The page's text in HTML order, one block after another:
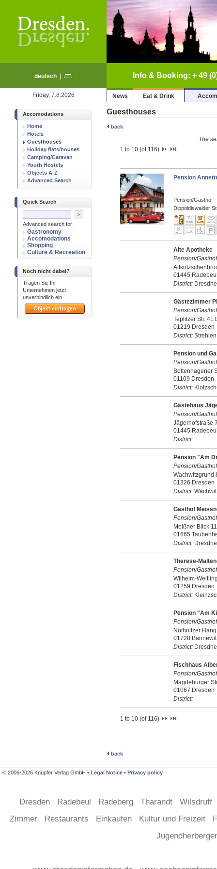
deutsch Info & Booking: + 49
Friday, 7.8.2026 News Eat & Drink
Accomodations
Home
Hotels
Guesthouses
Holiday flats/houses
Camping/Caravan
Youth Hostels
Objects A-Z
Advanced Search
Quick Search
Advanced search for:
Gastronomy
Accomodations
Shopping
Culture & Recreation
Noch nicht dabei?
Tragen Sie Ihr
Unternehmen jetzt
unverbindlich ein.
Guesthouses
back
The
1 to 10 (of 116)
Pension
Pension/Gasthof
Dippoldiswalder
Alte Apotheke
Pension/Gasthof
01445
District:
Gästezimmer
Pension/Gasthof
Teplitzer Str. 41
01219 Dresden
District: Strehlen
Pension und
Pension/
Boltenhagener
01109 Dresden
District:
Gästehaus
Pension/Gasthof
Jägerhofstraße
01445
District:
Pension "Am
Pension/Gasthof
Wachwitzgrund
01326 Dresden
District:
Gasthof
Pension/Gasthof
Meißner Blick 11
01665
District:
Therese-
Pension/Gasthof
Wilhelm-
01259 Dresden
District:
Pension "Am
Pension/Gasthof
Nöthnitzer
01728
District:
Fischhaus
Pension/Gasthof
Magdeburger
01067 Dresden
District:
1 to 10 (of 116)
back
© 2006-2026 Knüpfer Verlag GmbH • Legal Notice • Privacy policy
Dresden Radebeul Radeberg Tharandt
Wilsdruff
Zimmer
Restaurants Einkaufen Kultur und Freizeit